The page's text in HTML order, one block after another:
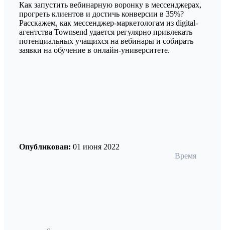
Как запустить вебинарную воронку в мессенджерах,
прогреть клиентов и достичь конверсии в 35%?
Расскажем, как мессенджер-маркетологам из digital-
агентства Townsend удается регулярно привлекать
потенциальных учащихся на вебинары и собирать
заявки на обучение в онлайн-университете.
Опубликован: 01 июня 2022
Время